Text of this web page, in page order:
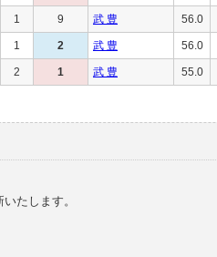
1 9 武 豊 56.0
1 2 武 豊 56.0
2 1 武 豊 55.0
たします。